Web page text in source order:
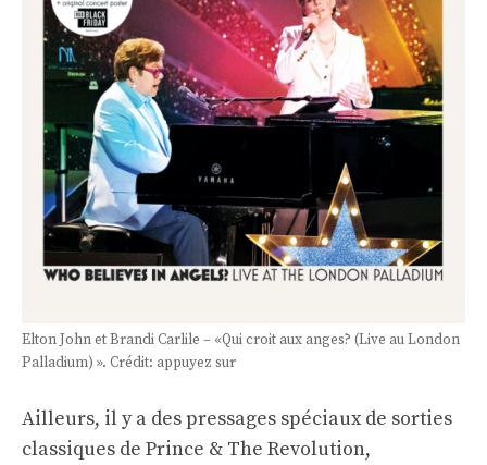
Elton John et Brandi Carlile – «Qui croit aux anges? (Live au London
Palladium) ». Crédit: appuyez sur
Ailleurs, il y a des pressages spéciaux de sorties
classiques de Prince & The Revolution,